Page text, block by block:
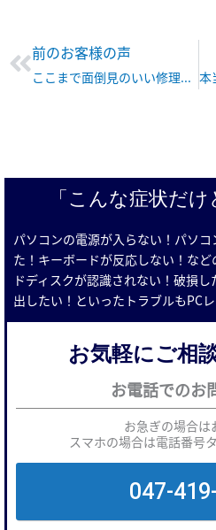
Prev
前のお客様の声
ここまで面倒見のいい修理屋さんはめったにいないと思います。
「こんな症状だけ
パソコンの電源が入らない！パソ
た！キーボードが反応しない！な
ドディスクが認識されない！破損
出したい！といったトラブルもPC
お気軽にご相
お電話でのお
お急ぎの場合は
スマホの場合は電話番号
047-